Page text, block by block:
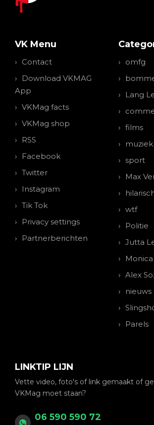
VK Menu
Contact
Download VKMAG
App
VKMag facts
VKMag shop
RSS
Facebook
Twitter
Instagram
Tik Tok
Privacy settings
Partnerberichten
omfg
Lang
films
muziek
sport
Max
wtf
Politie
Jutta
Alex
nieuws
Parels
LINKTIP LIJN
Vette video, foto's of link gemaakt of
VKMag moet staan?
06 590 590 72